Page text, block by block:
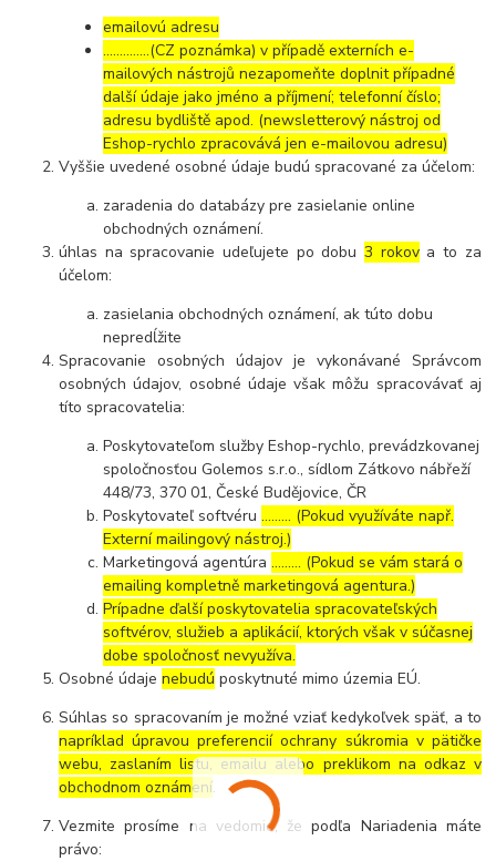
emailovú adresu
…………..(CZ poznámka) v případě externích e-
mailových nástrojů nezapomeňte doplnit případné
další údaje jako jméno a příjmení; telefonní číslo;
adresu bydliště apod. (newsletterový nástroj od
Eshop-rychlo zpracovává jen e-mailovou adresu)
Vyššie uvedené osobné údaje budú spracované za účelom:
zaradenia do databázy pre zasielanie online
obchodných oznámení.
úhlas na spracovanie udeľujete po dobu3 rokova to za
účelom:
zasielania obchodných oznámení, ak túto dobu
nepredĺžite
Spracovanie osobných údajov je vykonávané Správcom
osobných údajov, osobné údaje však môžu spracovávať aj
títo spracovatelia:
Poskytovateľom služby Eshop-rychlo, prevádzkovanej
spoločnosťou Golemos s.r.o., sídlom Zátkovo nábřeží
448/73, 370 01, České Budějovice, ČR
Poskytovateľ softvéru……… (Pokud využíváte např.
Externí mailingový nástroj.)
Marketingová agentúra……… (Pokud se vám stará o
emailing kompletně marketingová agentura.)
Prípadne ďalší poskytovatelia spracovateľských
softvérov, služieb a aplikácií, ktorých však v súčasnej
dobe spoločnosť nevyužíva.
Osobné údajenebudú poskytnuté mimo územia EÚ.
Súhlas so spracovaním je možné vziať kedykoľvek späť, a to
napríklad úpravou preferencií ochrany súkromia v pätičke
webu, zaslaním listu, emailu alebo preklikom na odkaz v
obchodnom oznámení.
Vezmite prosíme na vedomie, že podľa Nariadenia máte
právo: